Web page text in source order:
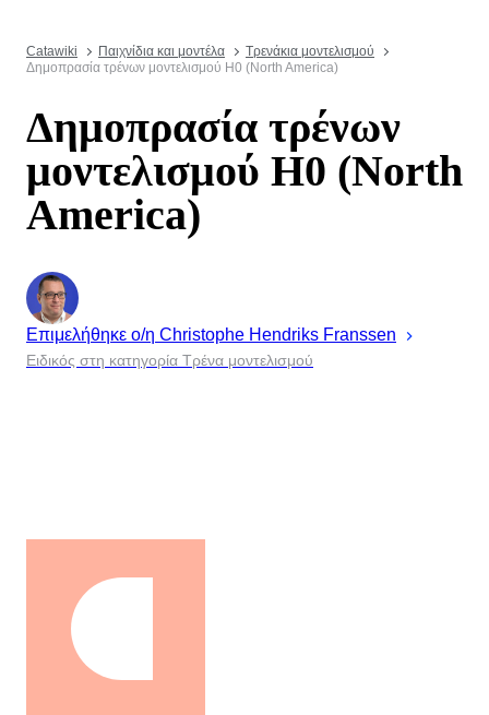
Catawiki Παιχνίδια και μοντέλα
Τρενάκια μοντελισμού
Δημοπρασία τρένων μοντελισμού H0 (North America)
Δημοπρασία τρένων
μοντελισμού H0 (North
America)
Επιμελήθηκε ο/η Christophe Hendriks Franssen
Ειδικός στη κατηγορία Τρένα μοντελισμού